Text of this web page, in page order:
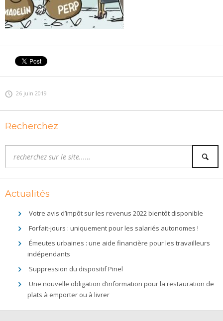
26 juin 2019
Recherchez
Actualités
Votre avis d’impôt sur les revenus 2022 bientôt disponible
Forfait-jours : uniquement pour les salariés autonomes !
Émeutes urbaines : une aide financière pour les travailleurs
indépendants
Suppression du dispositif Pinel
Une nouvelle obligation d’information pour la restauration de
plats à emporter ou à livrer